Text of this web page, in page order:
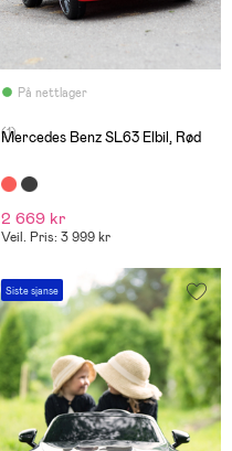
På nettlager
(1)
Mercedes Benz SL63 Elbil, Rød
2 669 kr
Veil. Pris: 3 999 kr
Siste sjanse